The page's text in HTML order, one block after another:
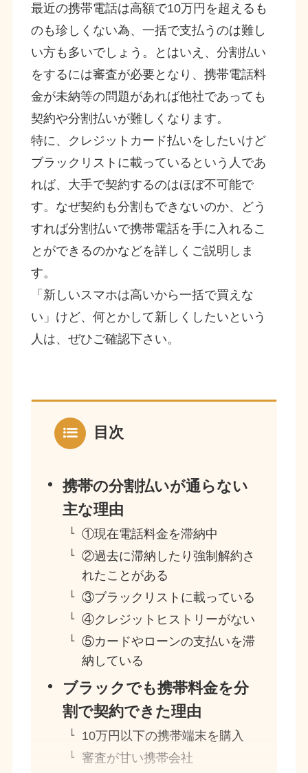
最近の携帯電話は高額で10万円を超えるも
のも珍しくない為、一括で支払うのは難し
い方も多いでしょう。とはいえ、分割払い
をするには審査が必要となり、携帯電話料
金が未納等の問題があれば他社であっても
契約や分割払いが難しくなります。
特に、クレジットカード払いをしたいけど
ブラックリストに載っているという人であ
れば、大手で契約するのはほぼ不可能で
す。なぜ契約も分割もできないのか、どう
すれば分割払いで携帯電話を手に入れるこ
とができるのかなどを詳しくご説明しま
す。
「新しいスマホは高いから一括で買えな
い」けど、何とかして新しくしたいという
人は、ぜひご確認下さい。
目次
携帯の分割払いが通らない
主な理由
①現在電話料金を滞納中
②過去に滞納したり強制解約さ
れたことがある
③ブラックリストに載っている
④クレジットヒストリーがない
⑤カードやローンの支払いを滞
納している
ブラックでも携帯料金を分
割で契約できた理由
10万円以下の携帯端末を購入
審査が甘い携帯会社